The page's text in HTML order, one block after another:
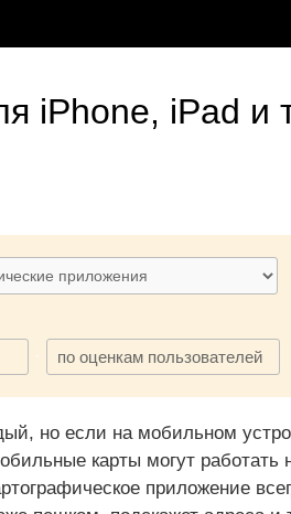
iPhone, iPad и
· по оценкам пользователей
но если на мобильном
карты могут работать
приложение